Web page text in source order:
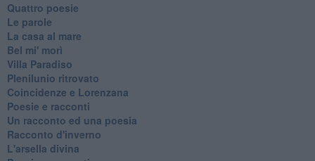
Quattro poesie
Le parole
La casa al mare
Bel mi' morì
Villa Paradiso
Plenilunio ritrovato
Coincidenze e Lorenzana
Poesie e racconti
Un racconto ed una poesia
Racconto d'inverno
​L'arsella divina